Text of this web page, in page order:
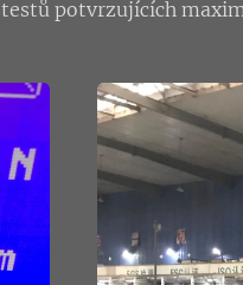
potvrzujících